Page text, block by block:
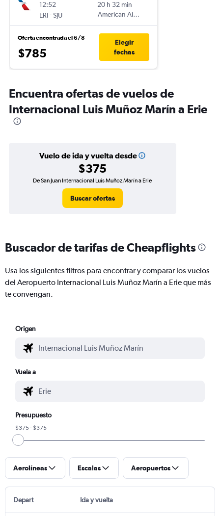
12:52
ERI-SJU
20 h 32 min
American Airlines
Oferta encontrada el 6/8
$785
Elegir
fechas
Encuentra ofertas de vuelos de
Internacional Luis Muñoz Marín a Erie
Vuelo de ida y vuelta desde
$375
De San Juan Internacional Luis Muñoz Marín a Erie
Buscar ofertas
Buscador de tarifas de Cheapflights
Usa los siguientes filtros para encontrar y comparar los vuelos
del Aeropuerto Internacional Luis Muñoz Marín a Erie que más
te convengan.
Origen
Vuela a
Presupuesto
$375 - $375
Aerolíneas Escalas Aeropuertos
Depart Ida y vuelta